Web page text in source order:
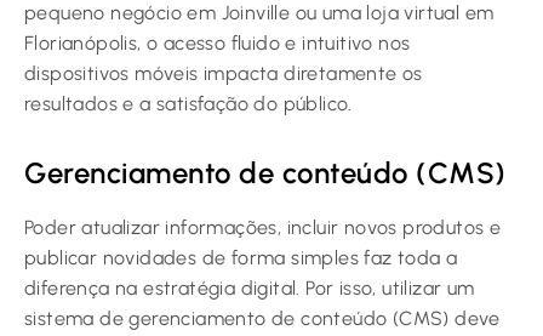
pequeno negócio em Joinville ou uma loja virtual em
Florianópolis, o acesso fluido e intuitivo nos
dispositivos móveis impacta diretamente os
resultados e a satisfação do público.
Gerenciamento de conteúdo (CMS)
Poder atualizar informações, incluir novos produtos e
publicar novidades de forma simples faz toda a
diferença na estratégia digital. Por isso, utilizar um
sistema de gerenciamento de conteúdo (CMS) deve